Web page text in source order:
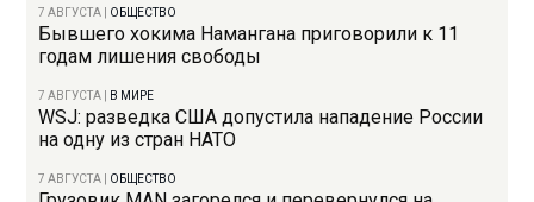
7 АВГУСТА ОБЩЕСТВО
Бывшего хокима Намангана приговорили к 11
годам лишения свободы
7 АВГУСТА В МИРЕ
WSJ: разведка США допустила нападение России
на одну из стран НАТО
7 АВГУСТА ОБЩЕСТВО